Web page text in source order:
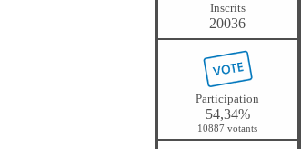
Inscrits
20036
Participation
54,34%
10887 votants